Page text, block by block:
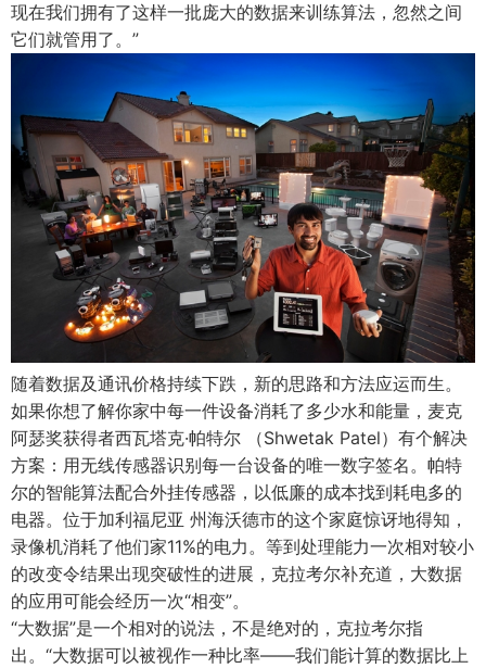
现在我们拥有了这样一批庞大的数据来训练算法，忽然之间
它们就管用了。”
随着数据及通讯价格持续下跌，新的思路和方法应运而生。
如果你想了解你家中每一件设备消耗了多少水和能量，麦克
阿瑟奖获得者西瓦塔克·帕特尔 （Shwetak Patel）有个解决
方案：用无线传感器识别每一台设备的唯一数字签名。帕特
尔的智能算法配合外挂传感器，以低廉的成本找到耗电多的
电器。位于加利福尼亚 州海沃德市的这个家庭惊讶地得知，
录像机消耗了他们家11%的电力。等到处理能力一次相对较小
的改变令结果出现突破性的进展，克拉考尔补充道，大数据
的应用可能会经历一次“相变”。
“大数据”是一个相对的说法，不是绝对的，克拉考尔指
出。“大数据可以被视作一种比率——我们能计算的数据比上